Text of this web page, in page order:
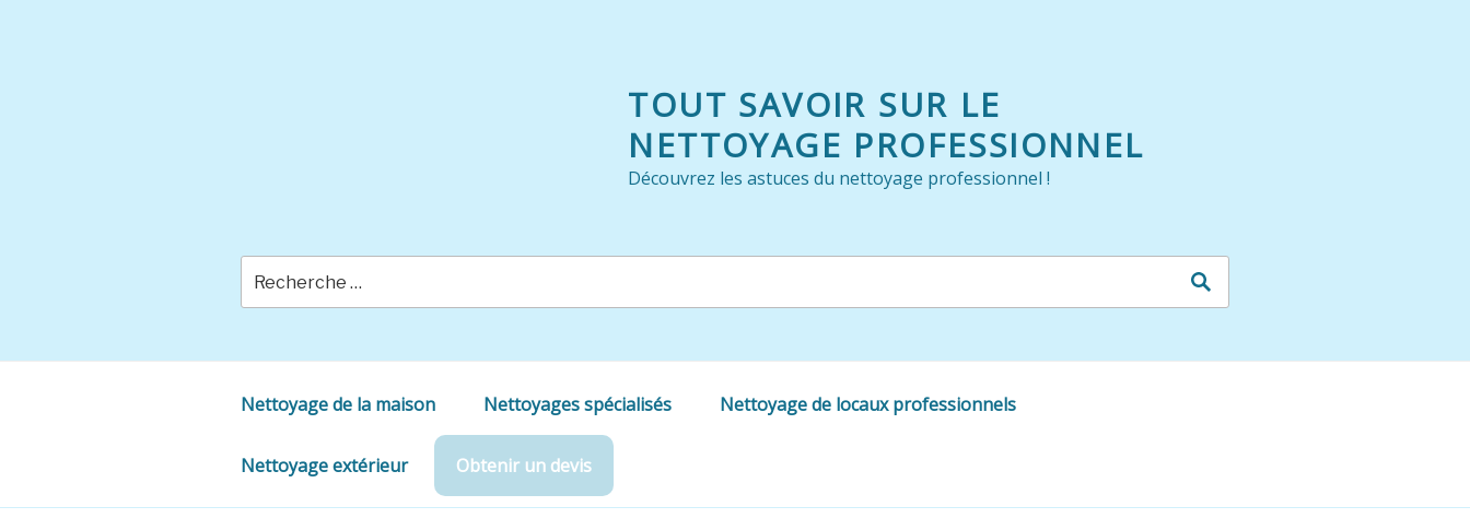
TOUT SAVOIR SUR LE
NETTOYAGE PROFESSIONNEL
Découvrez les astuces du nettoyage professionnel !
Nettoyage de la maison Nettoyages spécialisés Nettoyage de locaux professionnels
Nettoyage extérieur Obtenir un devis